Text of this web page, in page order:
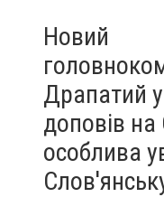
Новий
Драпатий
доповів на
особлива